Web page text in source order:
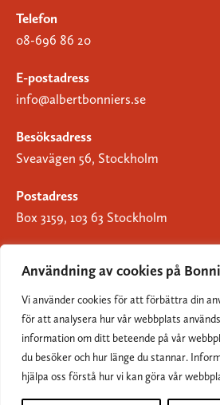
Användning av cookies på
Vi använder cookies för att förbättra din
för att analysera hur vår webbplats
information om ditt beteende på vår
du besöker och hur länge du stannar.
hjälpa oss förstå hur vi kan göra vår
Telefon
08-696 86 20
E-postadress
info@albertbonniers.se
Besöksadress
Sveavägen 56, Stockholm
Postadress
Box 3159, 103 63 Stockholm
Om
Cookies